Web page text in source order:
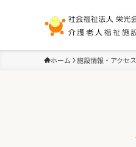
ホーム 施設情報・アクセス